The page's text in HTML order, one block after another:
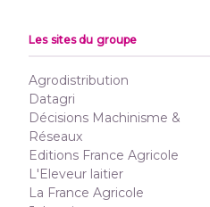
Les sites du groupe
Agrodistribution
Datagri
Décisions Machinisme &
Réseaux
Editions France Agricole
L'Eleveur laitier
La France Agricole